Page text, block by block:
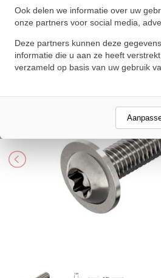
Ook delen we informatie over uw
onze partners voor social media,
Deze partners kunnen deze
informatie die u aan ze heeft
verzameld op basis van uw gebruik
RVS A2
Schrijf een